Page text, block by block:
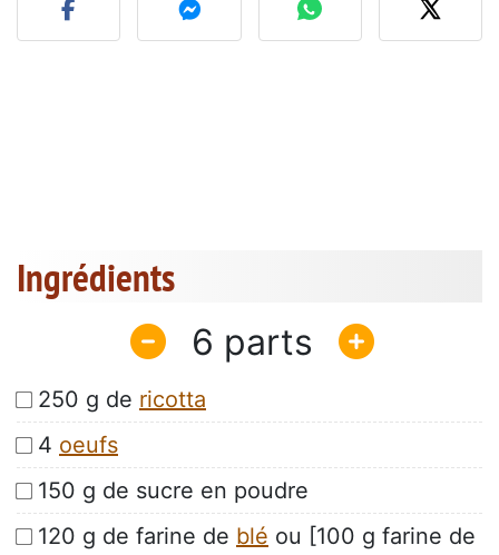
Ingrédients
6
250 g de ricotta
4 oeufs
150 g de sucre en poudre
120 g de farine de blé ou [100 g farine de